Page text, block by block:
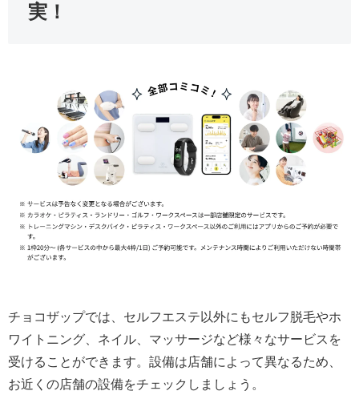
実！
チョコザップでは、セルフエステ以外にもセルフ脱毛やホ
ワイトニング、ネイル、マッサージなど様々なサービスを
受けることができます。設備は店舗によって異なるため、
お近くの店舗の設備をチェックしましょう。